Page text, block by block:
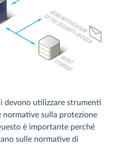
devono utilizzare strumenti
normative sulla protezione
è importante perché
sulle normative di